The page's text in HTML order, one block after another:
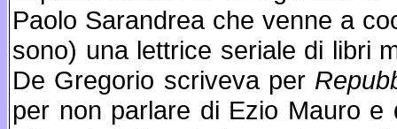
Paolo Sarandrea che venne a
sono) una lettrice seriale di libri
De Gregorio scriveva per
per non parlare di Ezio Mauro